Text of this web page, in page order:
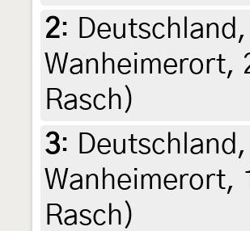
2:
Wanheimerort,
Rasch)
3:
Wanheimerort,
Rasch)